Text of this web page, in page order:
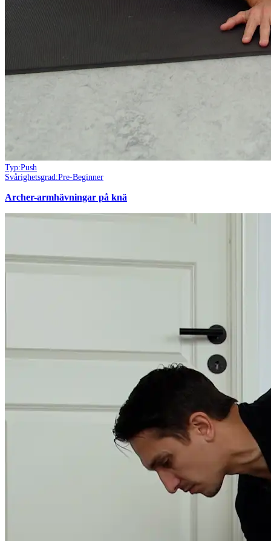
Typ:Push
Svårighetsgrad:Pre-Beginner
Archer-armhävningar på knä